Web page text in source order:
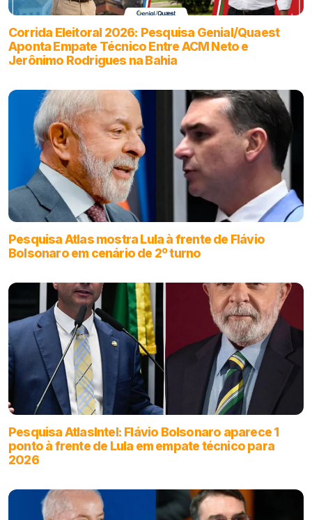
Corrida Eleitoral 2026: Pesquisa Genial/Quaest
Aponta Empate Técnico Entre ACM Neto e
Jerônimo Rodrigues na Bahia
Pesquisa Atlas mostra Lula à frente de Flávio
Bolsonaro em cenário de 2º turno
Pesquisa AtlasIntel: Flávio Bolsonaro aparece 1
ponto à frente de Lula em empate técnico para
2026